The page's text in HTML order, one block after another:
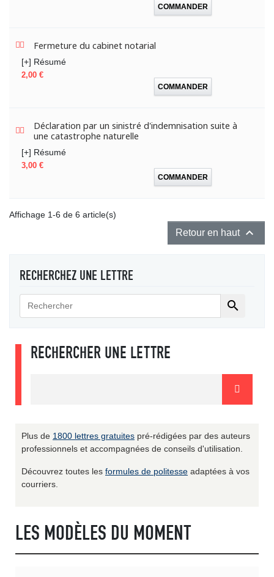
COMMANDER
Fermeture du cabinet notarial
[+] Résumé
Prix
2,00 €
COMMANDER
Déclaration par un sinistré d'indemnisation suite à
une catastrophe naturelle
[+] Résumé
Prix
3,00 €
COMMANDER
Affichage 1-6 de 6 article(s)
Retour en haut 
RECHERCHEZ UNE LETTRE

RECHERCHER UNE LETTRE
Plus de 1800 lettres gratuites pré-rédigées par des auteurs
professionnels et accompagnées de conseils d'utilisation.
Découvrez toutes les formules de politesse adaptées à vos
courriers.
LES MODÈLES DU MOMENT